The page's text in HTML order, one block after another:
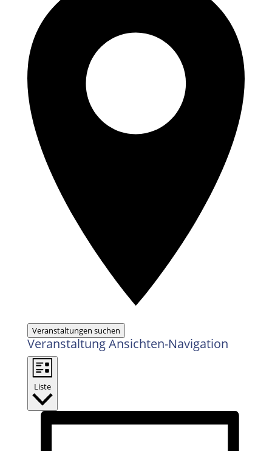
Veranstaltungen suchen
Veranstaltung Ansichten-Navigation
Liste